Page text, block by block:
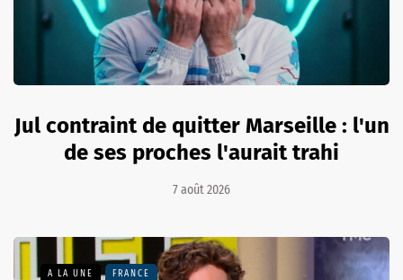
Jul contraint de quitter Marseille : l'un
de ses proches l'aurait trahi
7 août 2026
A LA UNE FRANCE